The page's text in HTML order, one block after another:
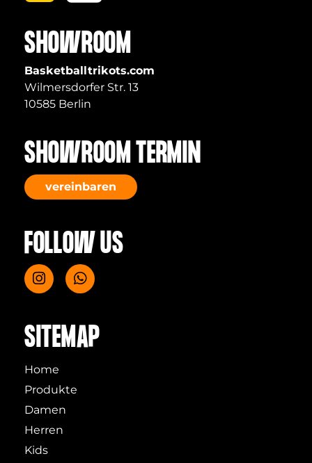
SHOWROOM
Basketballtrikots.com
Wilmersdorfer Str. 13
10585 Berlin
SHOWROOM TERMIN
vereinbaren
FOLLOW US
SITEMAP
Home
Produkte
Damen
Herren
Kids